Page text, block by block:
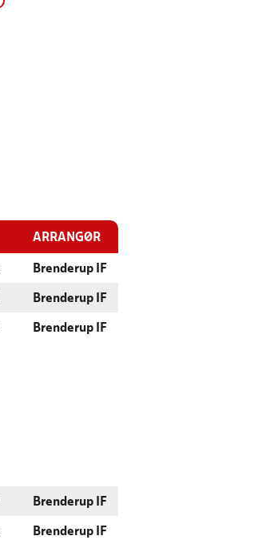
ARRANGØR
Brenderup IF
Brenderup IF
Brenderup IF
Brenderup IF
Brenderup IF